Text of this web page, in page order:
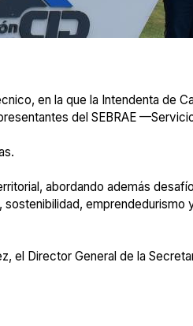
en la que la Intendenta de
del SEBRAE
abordando además
emprendedurismo
el Director General de la